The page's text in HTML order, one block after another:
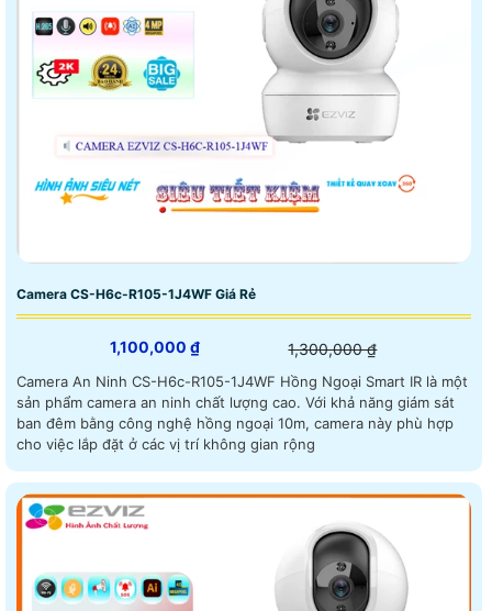
Camera CS-H6c-R105-1J4WF Giá Rẻ
1,100,000 ₫ 1,300,000 ₫
Camera An Ninh CS-H6c-R105-1J4WF Hồng Ngoại Smart IR là một
sản phẩm camera an ninh chất lượng cao. Với khả năng giám sát
ban đêm bằng công nghệ hồng ngoại 10m, camera này phù hợp
cho việc lắp đặt ở các vị trí không gian rộng